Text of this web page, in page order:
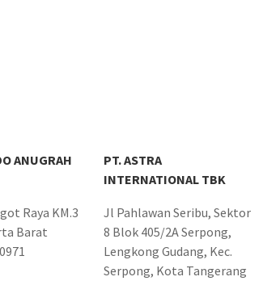
ANUGRAH
Raya KM.3
Barat
PT. ASTRA
INTERNATIONAL TBK
Jl Pahlawan Seribu, Sektor
8 Blok 405/2A Serpong,
Lengkong Gudang, Kec.
Serpong, Kota Tangerang